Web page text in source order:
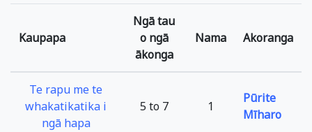
Kaupapa
Ngā tau
o ngā
ākonga
Nama Akoranga
Te rapu me te
whakatikatika i
ngā hapa
5 to 7 1
Pūrite
Mīharo